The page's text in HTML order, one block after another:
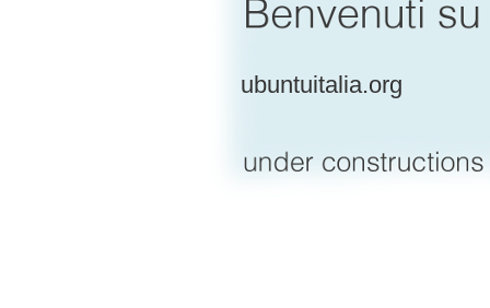
ubuntuitalia.org